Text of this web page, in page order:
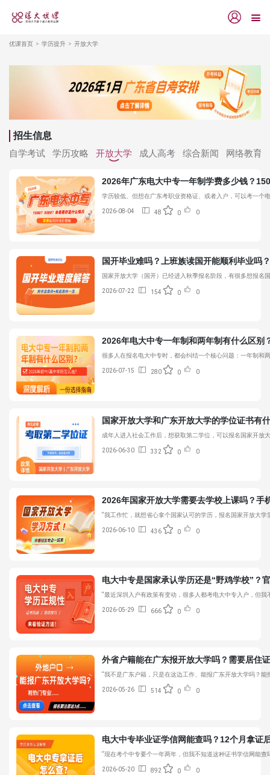
优课首页 学历提升 开放大学
招生信息
自学考试 学历攻略 开放大学 成人高考 综合新闻 网络教育
2026年广东电大中专一年制学费多少钱？
学历较低、但想在广东考职业资格证、或者入户，可以考一
2026-08-04 48 0 0
国开毕业难吗？上班族读国开能顺利毕业吗
国家开放大学（国开）已经进入秋季报名阶段，有很多想报
2026-07-22 154 0 0
2026年电大中专一年制和两年制有什么区别
很多人在报名电大中专时，都会纠结一个核心问题：一年制
2026-07-15 280 0 0
国家开放大学和广东开放大学的学位证书有
成年人进入社会工作后，想获取第二学位，可以报名国家开放
2026-06-30 332 0 0
2026年国家开放大学需要去学校上课吗？手
“我工作忙，就想省心拿个国家认可的学历，报名国家开放大
2026-06-10 436 0 0
电大中专是国家承认学历还是“野鸡学校”？
“最近深圳入户有政策有变动，很多人都考电大中专入户，但
2026-05-29 666 0 0
外省户籍能在广东报开放大学吗？需要居住
“我不是广东户籍，只是在这边工作、能报广东开放大学吗？
2026-05-26 514 0 0
电大中专毕业证学信网能查吗？12个月拿证
“现在考个中专要个一年两年，但我不知道这种证书学信网能
2026-05-20 892 0 0